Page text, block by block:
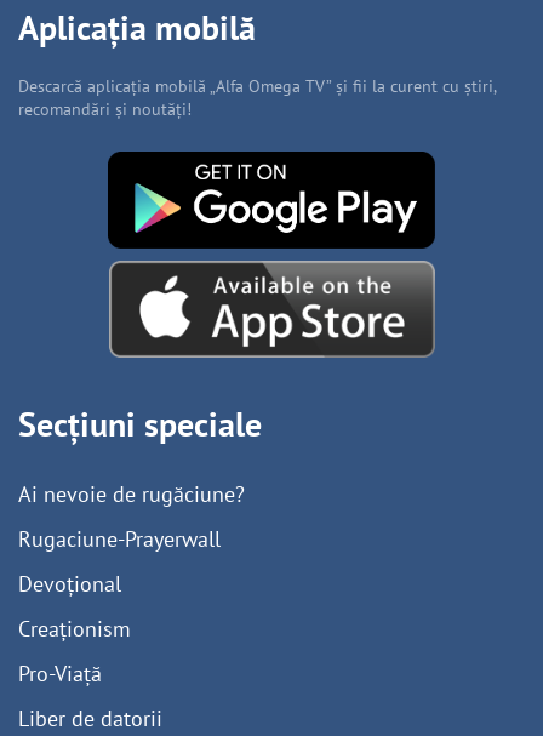
Aplicația mobilă
Descarcă aplicația mobilă „Alfa Omega TV” și fii la curent cu știri,
recomandări și noutăți!
Secțiuni speciale
Ai nevoie de rugăciune?
Rugaciune-Prayerwall
Devoțional
Creaționism
Pro-Viață
Liber de datorii